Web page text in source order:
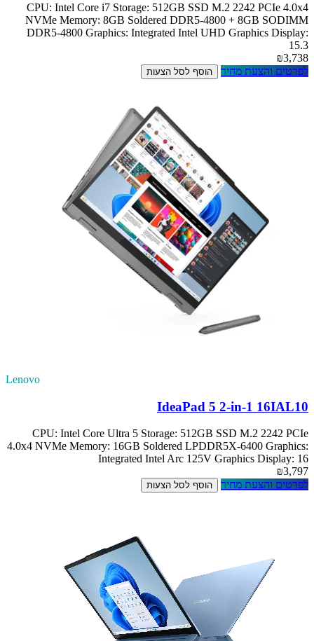
CPU: Intel Core i7 Storage: 512GB SSD M.2 2242 PCIe 4.0x4
NVMe Memory: 8GB Soldered DDR5-4800 + 8GB SODIMM
DDR5-4800 Graphics: Integrated Intel UHD Graphics Display:
15.3
₪3,738
לפרטים והצעת מחיר
הוסף לסל הצעות
Lenovo
IdeaPad 5 2-in-1 16IAL10
CPU: Intel Core Ultra 5 Storage: 512GB SSD M.2 2242 PCIe
4.0x4 NVMe Memory: 16GB Soldered LPDDR5X-6400 Graphics:
Integrated Intel Arc 125V Graphics Display: 16
₪3,797
לפרטים והצעת מחיר
הוסף לסל הצעות